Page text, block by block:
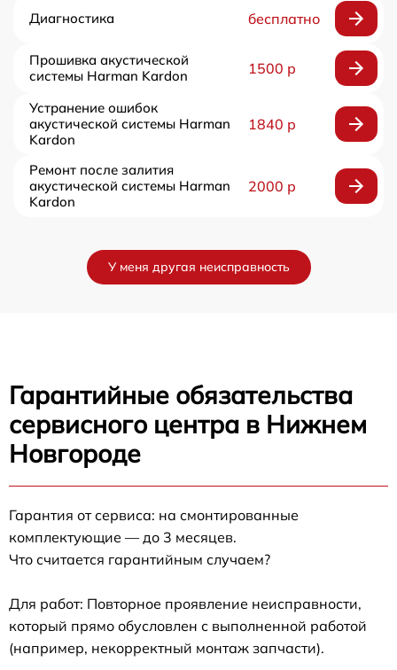
Диагностика бесплатно
Прошивка акустической
системы Harman Kardon
1500 р
Устранение ошибок
акустической системы Harman
Kardon
1840 р
Ремонт после залития
акустической системы Harman
Kardon
2000 р
У меня другая неисправность
Гарантийные обязательства
сервисного центра в Нижнем
Новгороде
Гарантия от сервиса: на смонтированные
комплектующие — до 3 месяцев.
Что считается гарантийным случаем?
Для работ: Повторное проявление неисправности,
который прямо обусловлен с выполненной работой
(например, некорректный монтаж запчасти).